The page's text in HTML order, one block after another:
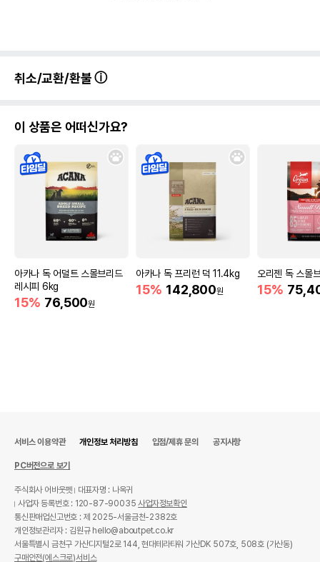
취소/교환/환불
이 상품은 어떠신가요?
아카나 독 어덜트 스몰브리드
레시피 6kg
15% 76,500원
아카나 독 프리런 덕 11.4kg
15% 142,800원
오리젠 독 스몰
15%
서비스 이용약관 개인정보 처리방침 입점/제휴 문의 공지사항
PC버전으로 보기
주식회사 어바웃펫
대표자명 : 나옥귀
사업자 등록번호 : 120-87-90035사업자정보확인
통신판매업신고번호 : 제 2025-서울금천-2382호
개인정보관리자 : 김원규 hello@aboutpet.co.kr
서울특별시 금천구 가산디지털2로 144, 현대테라타워 가산DK 507호, 508호 (가산동)
구매안전(에스크로)서비스